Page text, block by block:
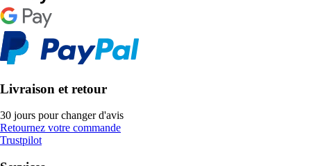
Livraison et retour
30 jours pour changer d'avis
Retournez votre commande
Trustpilot